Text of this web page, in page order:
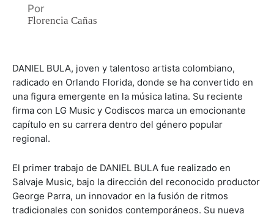
Por
Florencia Cañas
DANIEL BULA, joven y talentoso artista colombiano,
radicado en Orlando Florida, donde se ha convertido en
una figura emergente en la música latina. Su reciente
firma con LG Music y Codiscos marca un emocionante
capítulo en su carrera dentro del género popular
regional.
El primer trabajo de DANIEL BULA fue realizado en
Salvaje Music, bajo la dirección del reconocido productor
George Parra, un innovador en la fusión de ritmos
tradicionales con sonidos contemporáneos. Su nueva